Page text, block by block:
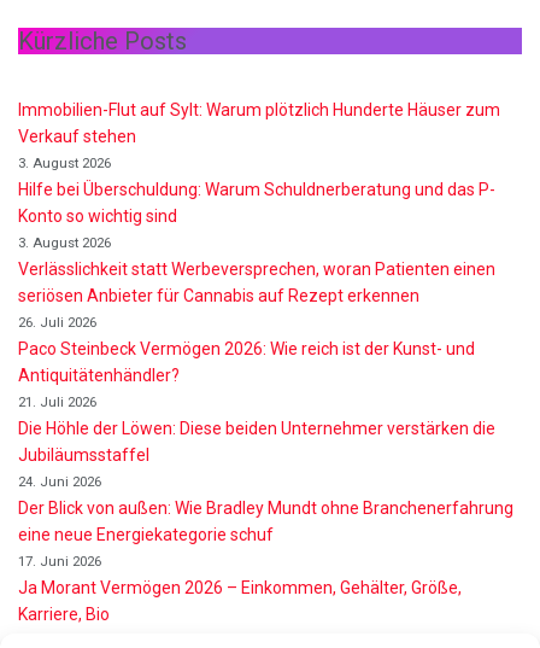
Kürzliche Posts
Immobilien-Flut auf Sylt: Warum plötzlich Hunderte Häuser zum
Verkauf stehen
3. August 2026
Hilfe bei Überschuldung: Warum Schuldnerberatung und das P-
Konto so wichtig sind
3. August 2026
Verlässlichkeit statt Werbeversprechen, woran Patienten einen
seriösen Anbieter für Cannabis auf Rezept erkennen
26. Juli 2026
Paco Steinbeck Vermögen 2026: Wie reich ist der Kunst- und
Antiquitätenhändler?
21. Juli 2026
Die Höhle der Löwen: Diese beiden Unternehmer verstärken die
Jubiläumsstaffel
24. Juni 2026
Der Blick von außen: Wie Bradley Mundt ohne Branchenerfahrung
eine neue Energiekategorie schuf
17. Juni 2026
Ja Morant Vermögen 2026 – Einkommen, Gehälter, Größe,
Karriere, Bio